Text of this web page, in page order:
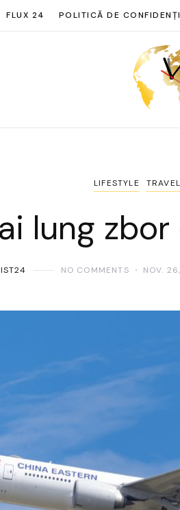
FLUX 24 POLITICĂ DE
LIFESTYLE TRAVEL
lung
NO COMMENTS NOV.